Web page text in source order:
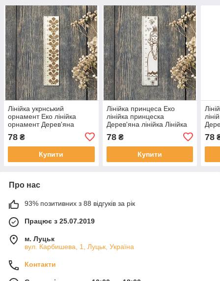
Лінійка укрнський
орнамент Еко лінійка
орнамент Дерев'яна
лінійка Лінійка для школи
15 см Матеріал фанера
78 ₴
Купити
Лінійка принцеса Еко
лінійка принцеска
Дерев'яна лінійка Лінійка
для школи 15 см Матеріал
фанера
78₴
Купити
78
Про нас
93% позитивних з 88 відгуків за рік
Працює з 25.07.2019
м. Луцьк
вул. Карбишева, 1, Луцьк, Україна
Контакти